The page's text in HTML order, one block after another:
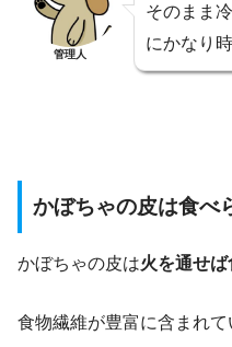
管理人
そのまま
にかなり
かぼちゃの皮は食べ
かぼちゃの皮は火を通せば
食物繊維が豊富に含まれて